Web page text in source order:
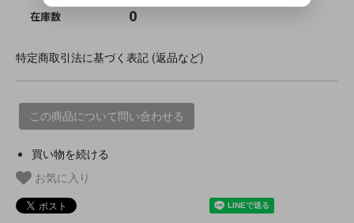
在庫数 0
特定商取引法に基づく表記 (返品など)
この商品について問い合わせる
買い物を続ける
お気に入り